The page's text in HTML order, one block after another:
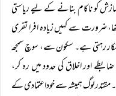
کو ناکام بنانے کے لیے ریاستی
ضرورت سے کہیں زیادہ افرا تفری
شکار رہتی ہے۔ سکون سے، سوچ سمجھ
اور اخلاق کی حدود میں رہ کر،
مقتدر لوگ ہمیشہ سے خوداعتمادی کے